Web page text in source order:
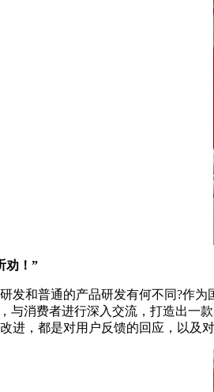
劝！”
和普通的产品研发有何不同?作为
与消费者进行深入交流，打造出一
进，都是对用户反馈的回应，以及